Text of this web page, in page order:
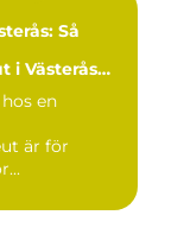
Så
i Västerås
en
är för